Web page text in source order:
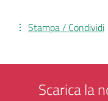
Stampa / Condividi
Scarica la